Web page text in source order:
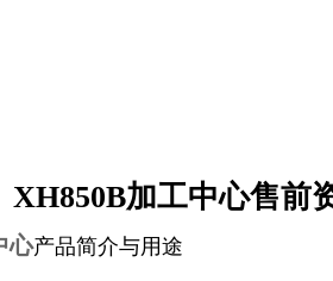
XH850B加工中心售前
心产品简介与用途